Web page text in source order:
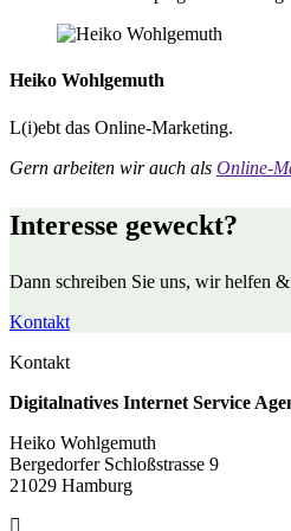
Heiko Wohlgemuth
L(i)ebt das Online-Marketing.
Gern arbeiten wir auch als Online-
Interesse geweckt?
Dann schreiben Sie uns, wir helfen
Kontakt
Kontakt
Digitalnatives Internet Service
Heiko Wohlgemuth
Bergedorfer Schloßstrasse 9
21029 Hamburg